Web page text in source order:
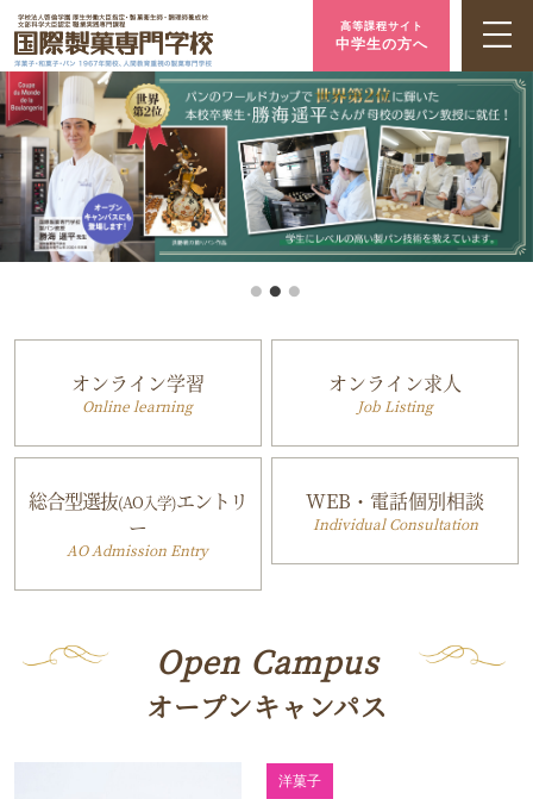
高等課程サイト
中学生の方へ
オンライン学習
Online learning
オンライン求人
Job Listing
総合型選抜(AO入学)エントリ
ー
AO Admission Entry
WEB・電話個別相談
Individual Consultation
Open Campus
オープンキャンパス
洋菓子